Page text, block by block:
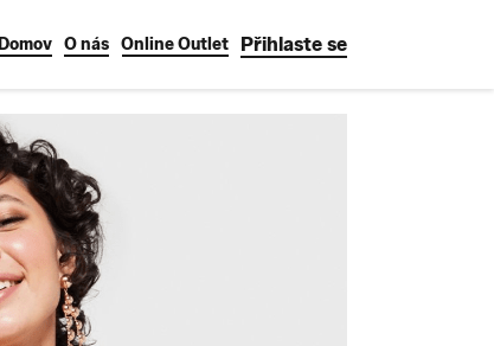
Domov O nás Online Outlet Přihlaste se